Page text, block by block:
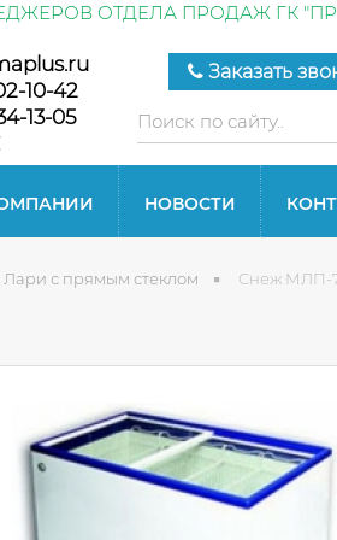
ОТДЕЛА ПРОДАЖ ГК
10-42
13-05
Заказать
НОВОСТИ
Лари с прямым стеклом Снеж МЛП-